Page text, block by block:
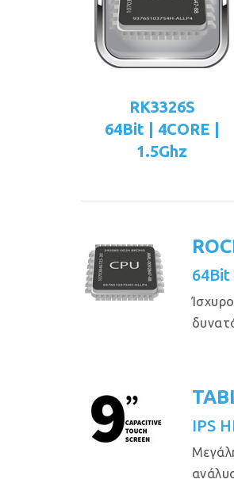
RK3326S
64Bit | 4CORE |
1.5Ghz
64Bit
IPS